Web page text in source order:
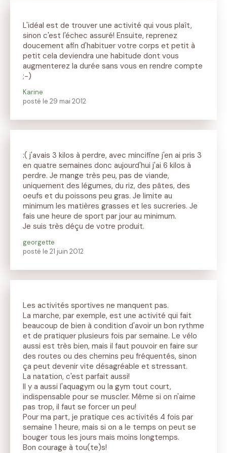
L'idéal est de trouver une activité qui vous plaît,
sinon c'est l'échec assuré! Ensuite, reprenez
doucement afin d'habituer votre corps et petit à
petit cela deviendra une habitude dont vous
augmenterez la durée sans vous en rendre compte
;-)
Karine
posté le 29 mai 2012
:( j'avais 3 kilos à perdre, avec mincifine j'en ai pris 3
en quatre semaines donc aujourd'hui j'ai 6 kilos à
perdre. Je mange très peu, pas de viande,
uniquement des légumes, du riz, des pâtes, des
oeufs et du poissons peu gras. Je limite au
minimum les matières grasses et les sucreries. Je
fais une heure de sport par jour au minimum.
Je suis très déçu de votre produit.
georgette
posté le 21 juin 2012
Les activités sportives ne manquent pas.
La marche, par exemple, est une activité qui fait
beaucoup de bien à condition d'avoir un bon rythme
et de pratiquer plusieurs fois par semaine. Le vélo
aussi est très bien, mais il faut pouvoir en faire sur
des routes ou des chemins peu fréquentés, sinon
ça peut devenir vite désagréable et stressant.
La natation, c'est parfait aussi!
Il y a aussi l'aquagym ou la gym tout court,
indispensable pour se muscler. Même si on n'aime
pas trop, il faut se forcer un peu!
Pour ma part, je pratique ces activités 4 fois par
semaine 1 heure, mais si on a le temps on peut se
bouger tous les jours mais moins longtemps.
Bon courage à tou(te)s!